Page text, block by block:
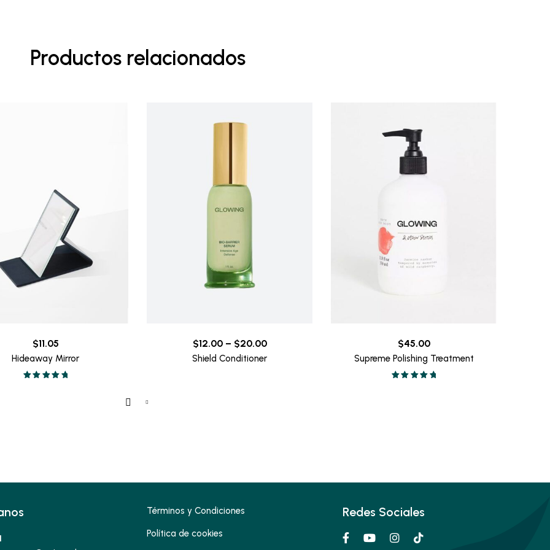
Productos relacionados
$11.05
Hideaway Mirror
$12.00 – $20.00Price
range:
Shield Conditioner
$45.00
Supreme Polishing Treatment
Términos y Condiciones
Política de cookies
Redes Sociales